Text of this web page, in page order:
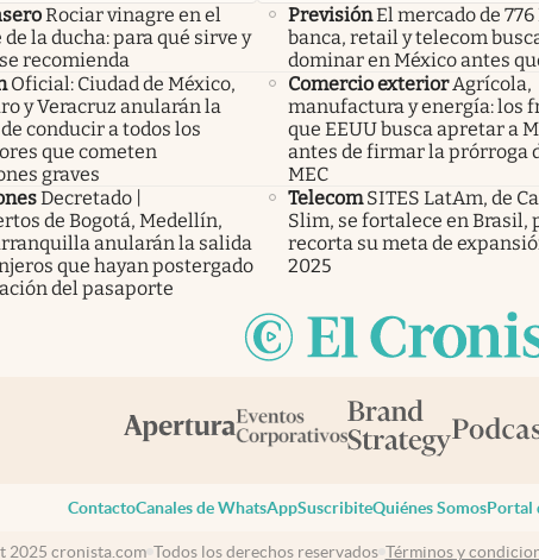
Rociar vinagre en el
de la ducha: para qué sirve y
recomienda
Oficial: Ciudad de México,
y Veracruz anularán la
conducir a todos los
que cometen
graves
Decretado |
de Bogotá, Medellín,
anularán la salida
que hayan postergado
del pasaporte
PrevisiónEl mercado de 776
banca, retail y telecom
dominar en México antes
Comercio exterior Agrícola,
manufactura y energía: los
que EEUU busca apretar a
antes de firmar la prórroga
MEC
Telecom SITES LatAm, de
Slim, se fortalece en Brasil,
recorta su meta de
2025
ContactoCanales de WhatsAppSuscribiteQuiénes SomosPortal
2025 cronista.com Todos los derechos reservados Términos y